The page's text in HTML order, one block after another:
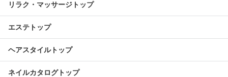
リラク・マッサージトップ
エステトップ
ヘアスタイルトップ
ネイルカタログトップ